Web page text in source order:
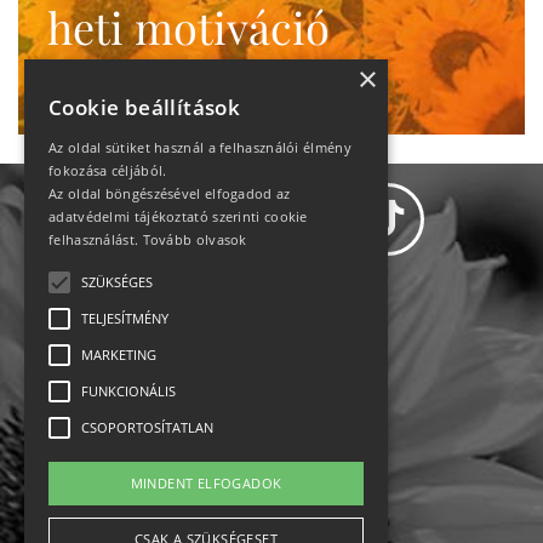
heti motiváció
Ne maradj le!
Impresszum-kapcsolat
Jogi nyilatkozat
×
Cookie beállítások
Az oldal sütiket használ a felhasználói élmény
fokozása céljából.
Az oldal böngészésével elfogadod az
adatvédelmi tájékoztató szerinti cookie
felhasználást. Tovább olvasok
SZÜKSÉGES
TELJESÍTMÉNY
MARKETING
FUNKCIONÁLIS
CSOPORTOSÍTATLAN
MINDENT ELFOGADOK
CSAK A SZÜKSÉGESET